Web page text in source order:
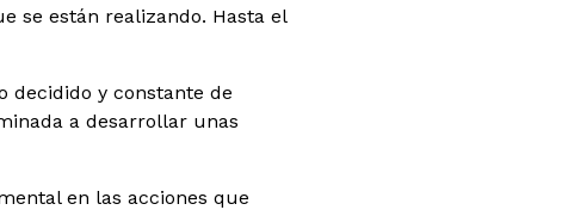
se están realizando. Hasta el
decidido y constante de
a desarrollar unas
en las acciones que